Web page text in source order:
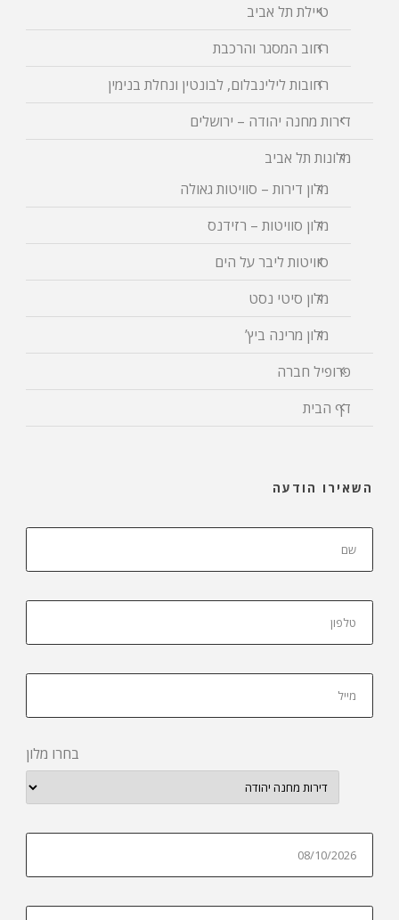
טיילת תל אביב
רחוב המסגר והרכבת
רחובות לילינבלום, לבונטין ונחלת בנימין
דירות מחנה יהודה – ירושלים
מלונות תל אביב
מלון דירות – סוויטות גאולה
מלון סוויטות – רזידנס
סוויטות ליבר על הים
מלון סיטי נסט
מלון מרינה ביץ’
פרופיל חברה
דף הבית
השאירו הודעה
בחרו מלון